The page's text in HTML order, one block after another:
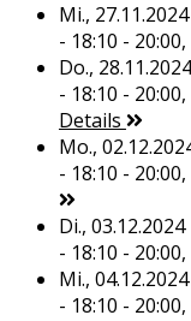
Mi., 27.11.2024
- 18:10 - 20:00,
Do., 28.11.2024
- 18:10 - 20:00,
Details
Mo.,
- 18:10 - 20:00,
Di., 03.12.2024
- 18:10 - 20:00,
Mi., 04.12.2024
- 18:10 - 20:00,